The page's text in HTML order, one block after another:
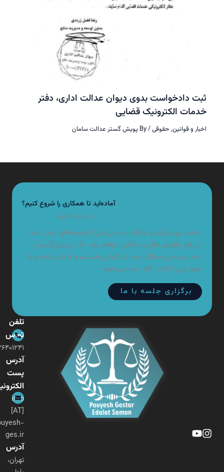
ثبت دادخواست بدوی دیوان عدالت اداری، دفتر
خدمات الکترونیک قضایی
اخبار و قوانین,حقوقی/ By پویش گستر عدالت سامان
آماده‌اید تا همکاری را شروع کنیم؟
از ایده تا اجرا
انتخاب پویش‌گستر عدالت سامان یکی از تجربه‌های خوب شما
در رفع نیازهای مالی و مالیاتی خواهد بود. ما در پویش‌گستر از
ایده برای حل مسائل شما در کنارتان هستیم و تا پایان اجرا و با
تعهد پس از اجرا، کنار شما می‌مانیم.
برگزاری جلسه با ما
تماس
۰۲۱-۲۶۴۰۱۲۴۱
آدرس
پست
الکترونیکی
pouyesh-
ges.ir
آدرس
تهران،